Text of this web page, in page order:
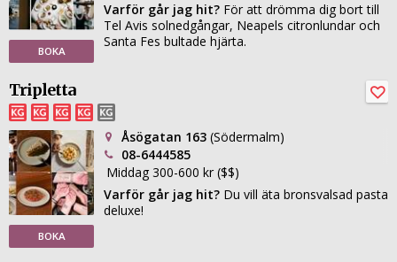
BOKA
Varför går jag hit? För att drömma dig bort till
Tel Avis solnedgångar, Neapels citronlundar och
Santa Fes bultade hjärta.
Tripletta
BOKA
Åsögatan 163 (Södermalm)
08-6444585
Middag 300-600 kr ($$)
Varför går jag hit? Du vill äta bronsvalsad pasta
deluxe!